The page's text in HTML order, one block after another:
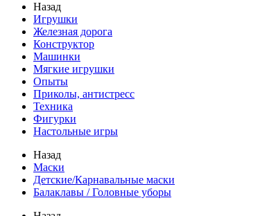
Назад
Игрушки
Железная дорога
Конструктор
Машинки
Мягкие игрушки
Опыты
Приколы, антистресс
Техника
Фигурки
Настольные игры
Назад
Маски
Детские/Карнавальные маски
Балаклавы / Головные уборы